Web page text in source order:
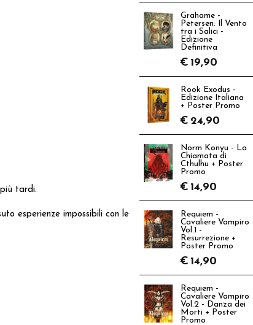
tardi.
esperienze impossibili con le
Grahame -
Petersen: Il Vento
tra i Salici -
Edizione
Definitiva
€ 19,90
Rook Exodus -
Edizione Italiana
+ Poster Promo
€ 24,90
Norm Konyu - La
Chiamata di
Cthulhu + Poster
Promo
€ 14,90
Requiem -
Cavaliere Vampiro
Vol.1 -
Resurrezione +
Poster Promo
€ 14,90
Requiem -
Cavaliere Vampiro
Vol.2 - Danza dei
Morti + Poster
Promo